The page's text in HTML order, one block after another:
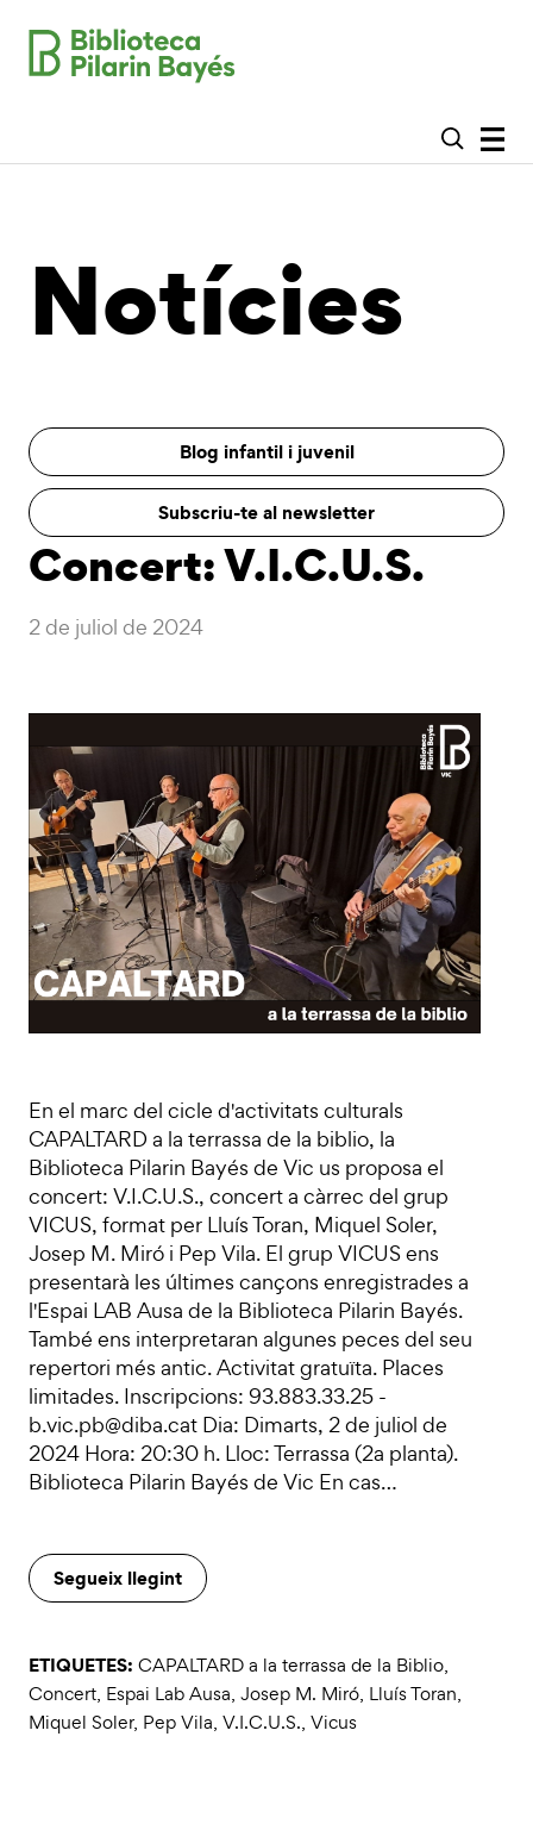
Notícies
Blog infantil i juvenil
Subscriu-te al newsletter
Concert: V.I.C.U.S.
2 de juliol de 2024
En el marc del cicle d'activitats culturals
CAPALTARD a la terrassa de la biblio, la
Biblioteca Pilarin Bayés de Vic us proposa el
concert: V.I.C.U.S., concert a càrrec del grup
VICUS, format per Lluís Toran, Miquel Soler,
Josep M. Miró i Pep Vila. El grup VICUS ens
presentarà les últimes cançons enregistrades a
l'Espai LAB Ausa de la Biblioteca Pilarin Bayés.
També ens interpretaran algunes peces del seu
repertori més antic. Activitat gratuïta. Places
limitades. Inscripcions: 93.883.33.25 -
b.vic.pb@diba.cat Dia: Dimarts, 2 de juliol de
2024 Hora: 20:30 h. Lloc: Terrassa (2a planta).
Biblioteca Pilarin Bayés de Vic En cas…
Segueix llegint
ETIQUETES: CAPALTARD a la terrassa de la Biblio,
Concert, Espai Lab Ausa, Josep M. Miró, Lluís Toran,
Miquel Soler, Pep Vila, V.I.C.U.S., Vicus